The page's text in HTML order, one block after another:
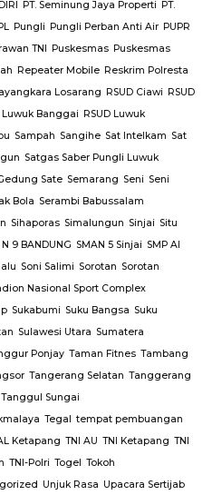
PT. Seminung Jaya Properti PT.
Pungli Pungli Perban Anti Air PUPR
TNI Puskesmas Puskesmas
Repeater Mobile Reskrim Polresta
Losarang RSUD Ciawi RSUD
Luwuk Banggai RSUD Luwuk
Sampah Sangihe Sat Intelkam Sat
Satgas Saber Pungli Luwuk
Sate Semarang Seni Seni
Bola Serambi Babussalam
Sihaporas Simalungun Sinjai Situ
N 9 BANDUNG SMAN 5 Sinjai SMP Al
Soni Salimi Sorotan Sorotan
Nasional Sport Complex
Sukabumi Suku Bangsa Suku
Sulawesi Utara Sumatera
Ponjay Taman Fitnes Tambang
Tangerang Selatan Tanggerang
Tanggul Sungai
Tegal tempat pembuangan
Ketapang TNI AU TNI Ketapang TNI
TNI-Polri Togel Tokoh
Unjuk Rasa Upacara Sertijab